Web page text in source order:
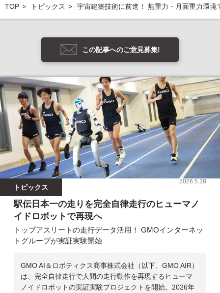
TOP トピックス 宇宙建築技術に前進！ 無重力・月面重力環境
この記事へのご意見募集!
トピックス
2026.5.28
駅伝日本一の走りを完全自律走行のヒューマノ
イドロボットで再現へ
トップアスリートの走行データ活用！ GMOインターネッ
トグループが実証実験開始
GMO AI＆ロボティクス商事株式会社（以下、GMO AIR）
は、完全自律走行で人間の走行動作を再現するヒューマ
ノイドロボットの実証実験プロジェクトを開始。2026年